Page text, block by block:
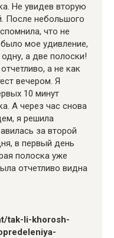
Не увидев вторую
После небольшого
что не
мое удивление,
а две полоски!
а не как
вечером. Я
10 минут
А через час снова
я решила
за второй
в первый день
полоска уже
отчетливо видна
tak-li-khorosh-